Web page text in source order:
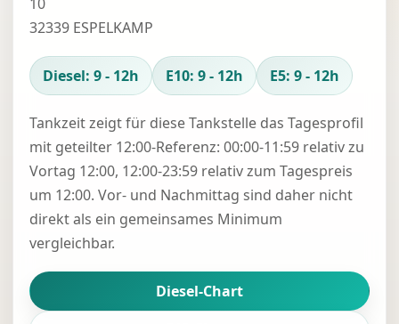
32339 ESPELKAMP
Diesel: 9 - 12h E10: 9 - 12h E5: 9 - 12h
Tankzeit zeigt für diese Tankstelle das Tagesprofil
mit geteilter 12:00-Referenz: 00:00-11:59 relativ zu
Vortag 12:00, 12:00-23:59 relativ zum Tagespreis
um 12:00. Vor- und Nachmittag sind daher nicht
direkt als ein gemeinsames Minimum
vergleichbar.
Diesel-Chart